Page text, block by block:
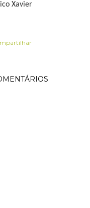
Xavier